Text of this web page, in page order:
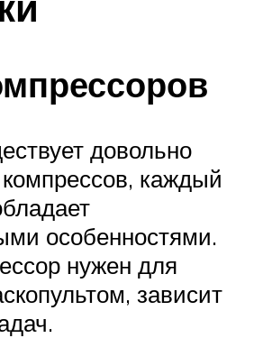
довольно
каждый
особенностями.
нужен для
зависит